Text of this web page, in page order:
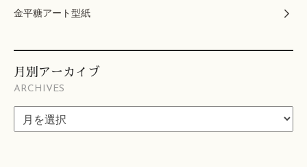
金平糖アート型紙
月別アーカイブ
ARCHIVES